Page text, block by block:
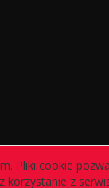
Pliki cookie
z